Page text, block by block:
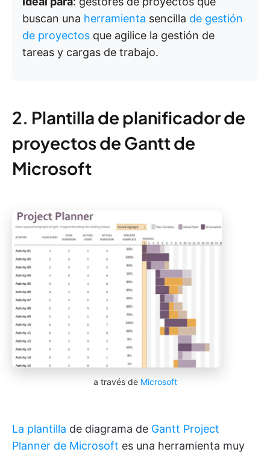
buscan una herramienta sencilla de gestión
de proyectos que agilice la gestión de
tareas y cargas de trabajo.
2. Plantilla de planificador de
proyectos de Gantt de
Microsoft
a través de Microsoft
La plantilla de diagrama de Gantt Project
Planner de Microsoft es una herramienta muy